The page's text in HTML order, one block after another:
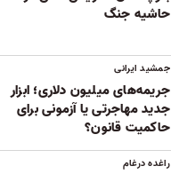
حاشیه جنگ
جمشید ایرانی
جریمه‌های میلیون دلاری؛ ابزار
جدید مهاجرتی یا آزمونی برای
حاکمیت قانون؟
راغده درغام